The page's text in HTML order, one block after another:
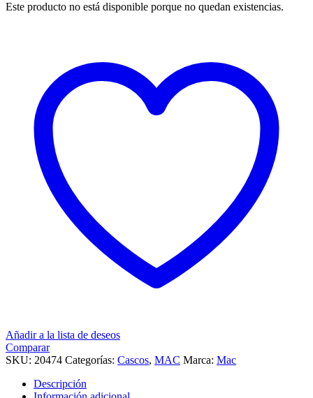
Este producto no está disponible porque no quedan existencias.
Añadir a la lista de deseos
Comparar
SKU: 20474 Categorías: Cascos, MAC Marca: Mac
Descripción